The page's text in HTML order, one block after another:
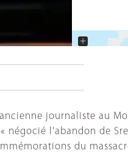
+
journaliste au
négocié l'abandon de
du